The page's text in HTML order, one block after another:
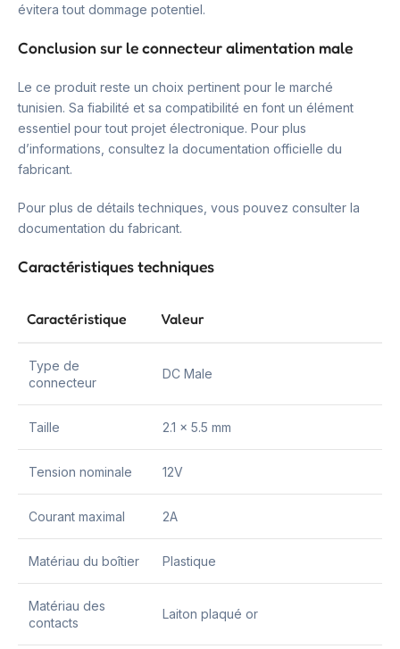
évitera tout dommage potentiel.
Conclusion sur le connecteur alimentation male
Le ce produit reste un choix pertinent pour le marché
tunisien. Sa fiabilité et sa compatibilité en font un élément
essentiel pour tout projet électronique. Pour plus
d’informations, consultez la documentation officielle du
fabricant.
Pour plus de détails techniques, vous pouvez consulter la
documentation du fabricant.
Caractéristiques techniques
Caractéristique Valeur
Type de
connecteur
DC Male
Taille 2.1 x 5.5 mm
Tension nominale 12V
Courant maximal 2A
Matériau du boîtier Plastique
Matériau des
contacts
Laiton plaqué or